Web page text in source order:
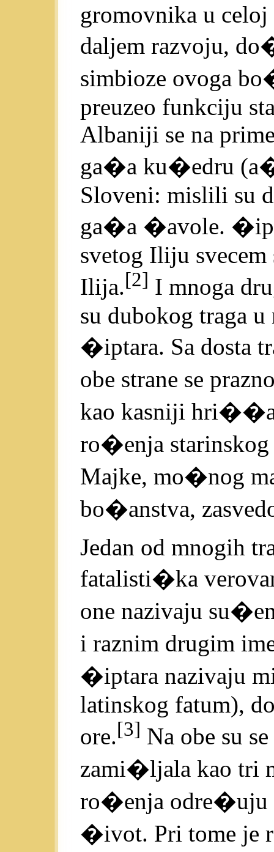
gromovnika u
daljem razvoju,
simbioze ovoga
preuzeo funkciju
Albaniji se na
ga�a ku�edru
Sloveni: mislili su
ga�a �avole.
svetog Iliju
Ilija.[2] I mnoga
su dubokog traga
�iptara. Sa dosta
obe strane se
kao kasniji
ro�enja starinskog
Majke, mo�nog
bo�anstva,
Jedan od mnogih
fatalisti�ka
one nazivaju
i raznim drugim
�iptara nazivaju
latinskog fatum),
ore.[3] Na obe su
zami�ljala kao tri
ro�enja odre�uju
�ivot. Pri tome je